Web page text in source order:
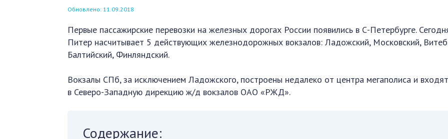
Обновлено: 11.09.2018
Первые пассажирские перевозки на железных дорогах России появились в С-Петербурге.
Питер насчитывает 5 действующих железнодорожных вокзалов: Ладожский, Московский,
Балтийский, Финляндский.
Вокзалы СПб, за исключением Ладожского, построены недалеко от центра мегаполиса и
в Северо-Западную дирекцию ж/д вокзалов ОАО «РЖД».
Содержание: